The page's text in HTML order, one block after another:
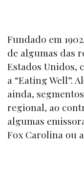
Fundado em
de algumas das
Estados Unidos,
a “Eating Well”.
ainda,
regional, ao
algumas
Fox Carolina ou